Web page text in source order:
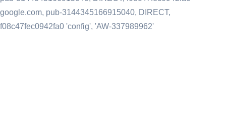
google.com, pub-3144345166915040, DIRECT,
f08c47fec0942fa0 'config', 'AW-337989962'